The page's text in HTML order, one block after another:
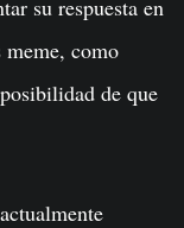
su respuesta en
meme, como
de que